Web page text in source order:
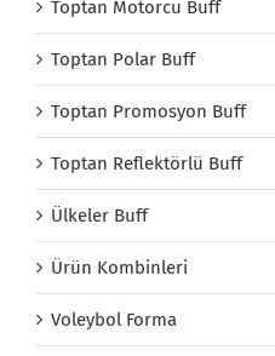
Toptan Motorcu Buff
Toptan Polar Buff
Toptan Promosyon Buff
Toptan Reflektörlü Buff
Ülkeler Buff
Ürün Kombinleri
Voleybol Forma